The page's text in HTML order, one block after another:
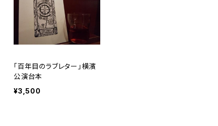
「百年目のラブレター」横濱
公演台本
¥3,500